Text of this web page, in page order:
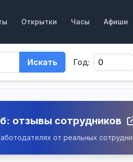
Открытки Часы Афиши
Искать Год:
отзывы сотрудников
от реальных